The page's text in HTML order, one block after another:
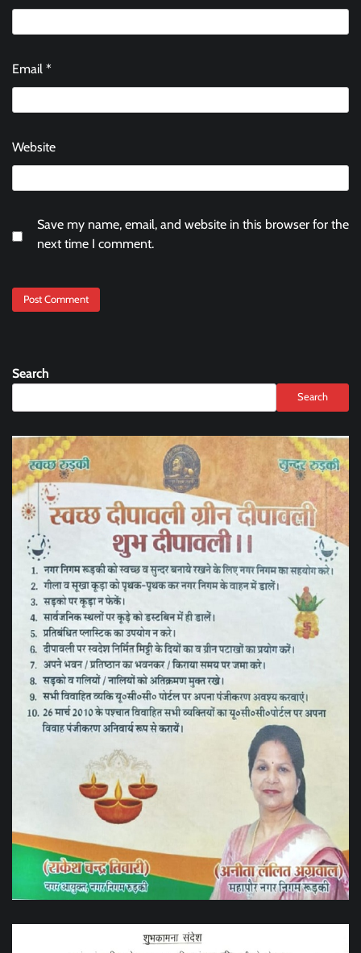
Email *
Website
Save my name, email, and website in this browser for the
next time I comment.
Search
Search